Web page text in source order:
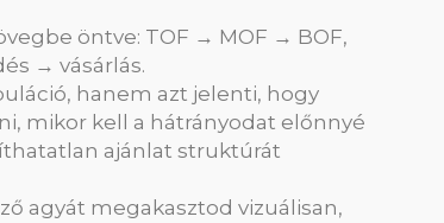
öntve: TOF → MOF → BOF,
→ vásárlás.
hanem azt jelenti, hogy
mikor kell a hátrányodat előnnyé
ajánlat struktúrát
agyát megakasztod vizuálisan,